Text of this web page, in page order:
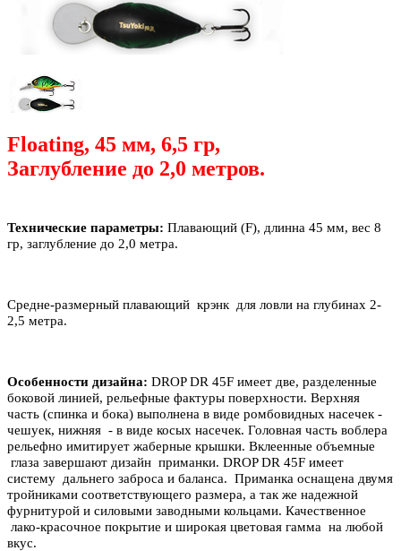
Floating, 45 мм, 6,5 гр,
Заглубление до 2,0 метров.
Технические параметры: Плавающий (F), длинна 45 мм, вес 8
гр, заглубление до 2,0 метра.
Средне-размерный плавающий крэнк для ловли на глубинах 2-
2,5 метра.
Особенности дизайна: DROP DR 45F имеет две, разделенные
боковой линией, рельефные фактуры поверхности. Верхняя
часть (спинка и бока) выполнена в виде ромбовидных насечек -
чешуек, нижняя - в виде косых насечек. Головная часть воблера
рельефно имитирует жаберные крышки. Вклеенные объемные
глаза завершают дизайн приманки. DROP DR 45F имеет
систему дальнего заброса и баланса. Приманка оснащена двумя
тройниками соответствующего размера, а так же надежной
фурнитурой и силовыми заводными кольцами. Качественное
лако-красочное покрытие и широкая цветовая гамма на любой
вкус.